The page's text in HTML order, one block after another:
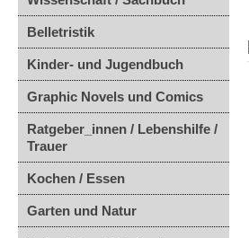
Belletristik
Kinder- und Jugendbuch
Graphic Novels und Comics
Ratgeber_innen / Lebenshilfe /
Trauer
Kochen / Essen
Garten und Natur